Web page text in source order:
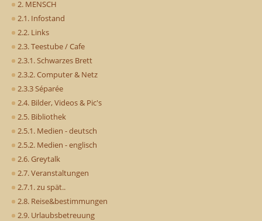
2. MENSCH
2.1. Infostand
2.2. Links
2.3. Teestube / Cafe
2.3.1. Schwarzes Brett
2.3.2. Computer & Netz
2.3.3 Séparée
2.4. Bilder, Videos & Pic's
2.5. Bibliothek
2.5.1. Medien - deutsch
2.5.2. Medien - englisch
2.6. Greytalk
2.7. Veranstaltungen
2.7.1. zu spät..
2.8. Reise&bestimmungen
2.9. Urlaubsbetreuung